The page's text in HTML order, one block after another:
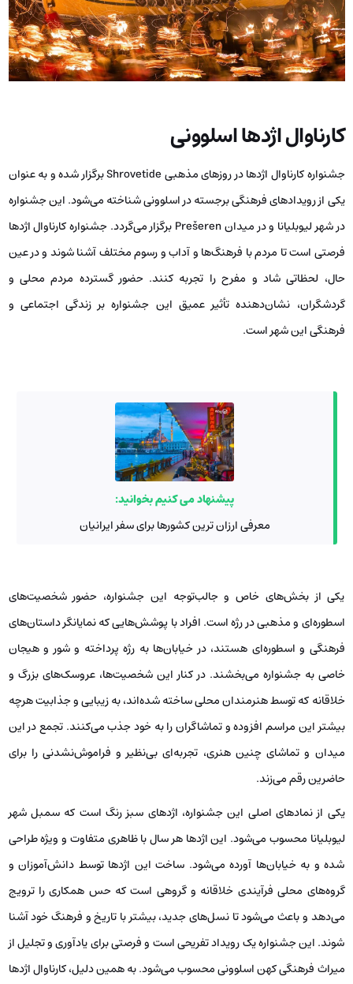
کارناوال اژدها اسلوونی
جشنواره کارناوال اژدها در روزهای مذهبی Shrovetide برگزار شده و به عنوان
یکی از رویدادهای فرهنگی برجسته در اسلوونی شناخته می‌شود. این جشنواره
در شهر لیوبلیانا و در میدان Prešeren برگزار می‌گردد. جشنواره کارناوال اژدها
فرصتی است تا مردم با فرهنگ‌ها و آداب و رسوم مختلف آشنا شوند و در عین
حال، لحظاتی شاد و مفرح را تجربه کنند. حضور گسترده مردم محلی و
گردشگران، نشان‌دهنده‌ تأثیر عمیق این جشنواره بر زندگی اجتماعی و
فرهنگی این شهر است.
پیشنهاد می کنیم بخوانید:
معرفی ارزان ترین کشورها برای سفر ایرانیان
یکی از بخش‌های خاص و جالب‌توجه این جشنواره، حضور شخصیت‌های
اسطوره‌ای و مذهبی در رژه است. افراد با پوشش‌هایی که نمایانگر داستان‌های
فرهنگی و اسطوره‌ای هستند، در خیابان‌ها به رژه پرداخته و شور و هیجان
خاصی به جشنواره می‌بخشند. در کنار این شخصیت‌ها، عروسک‌های بزرگ و
خلاقانه که توسط هنرمندان محلی ساخته شده‌اند، به زیبایی و جذابیت هرچه
بیشتر این مراسم افزوده و تماشاگران را به خود جذب می‌کنند. تجمع در این
میدان و تماشای چنین هنری، تجربه‌ای بی‌نظیر و فراموش‌نشدنی را برای
حاضرین رقم می‌زند.
یکی از نمادهای اصلی این جشنواره، اژدهای سبز رنگ است که سمبل شهر
لیوبلیانا محسوب می‌شود. این اژدها هر سال با ظاهری متفاوت و ویژه طراحی
شده و به خیابان‌ها آورده می‌شود. ساخت این اژدها توسط دانش‌آموزان و
گروه‌های محلی فرآیندی خلاقانه و گروهی است که حس همکاری را ترویج
می‌دهد و باعث می‌شود تا نسل‌های جدید، بیشتر با تاریخ و فرهنگ خود آشنا
شوند. این جشنواره یک رویداد تفریحی است و فرصتی برای یادآوری و تجلیل از
میراث فرهنگی کهن اسلوونی محسوب می‌شود. به همین دلیل، کارناوال اژدها